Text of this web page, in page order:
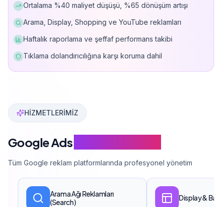
Ortalama %40 maliyet düşüşü, %65 dönüşüm artışı
Arama, Display, Shopping ve YouTube reklamları
Haftalık raporlama ve şeffaf performans takibi
Tıklama dolandırıcılığına karşı koruma dahil
Can Davarcı, Google Partner sertifikalı ekibiyle
HİZMETLERİMİZ
Google Ads
Tüm Google reklam platformlarında profesyonel yönetim
Arama Ağı Reklamları
(Search)
Display &